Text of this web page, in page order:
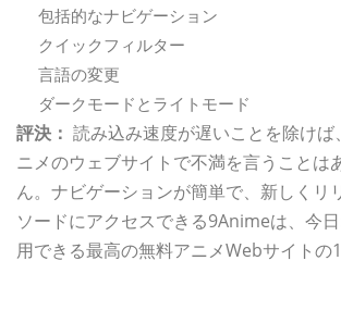
包括的なナビゲーション
クイックフィルター
言語の変更
ダークモードとライトモード
評決： 読み込み速度が遅いことを除けば
ニメのウェブサイトで不満を言うことは
ん。ナビゲーションが簡単で、新しくリ
ソードにアクセスできる9Animeは、今
用できる最高の無料アニメWebサイトの1